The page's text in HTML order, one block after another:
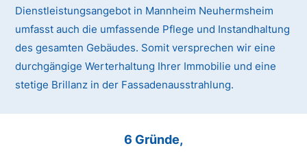
Dienstleistungsangebot in Mannheim Neuhermsheim
umfasst auch die umfassende Pflege und Instandhaltung
des gesamten Gebäudes. Somit versprechen wir eine
durchgängige Werterhaltung Ihrer Immobilie und eine
stetige Brillanz in der Fassadenausstrahlung.
6 Gründe,